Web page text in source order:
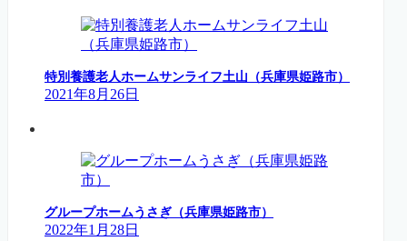
特別養護老人ホームサンライフ土山（兵庫県姫路市）
2021年8月26日
グループホームうさぎ（兵庫県姫路市）
2022年1月28日